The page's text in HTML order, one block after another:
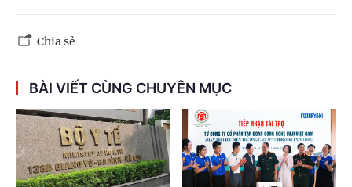
Chia sẻ
BÀI VIẾT CÙNG CHUYÊN MỤC